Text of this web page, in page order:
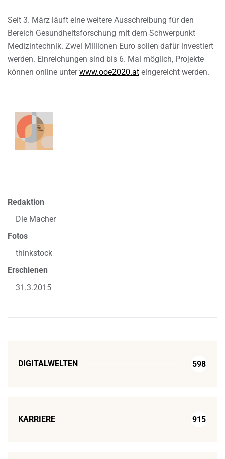
Seit 3. März läuft eine weitere Ausschreibung für den
Bereich Gesundheitsforschung mit dem Schwerpunkt
Medizintechnik. Zwei Millionen Euro sollen dafür investiert
werden. Einreichungen sind bis 6. Mai möglich, Projekte
können online unterwww.ooe2020.at eingereicht werden.
Redaktion
Die Macher
Fotos
thinkstock
Erschienen
31.3.2015
DIGITALWELTEN 598
KARRIERE 915